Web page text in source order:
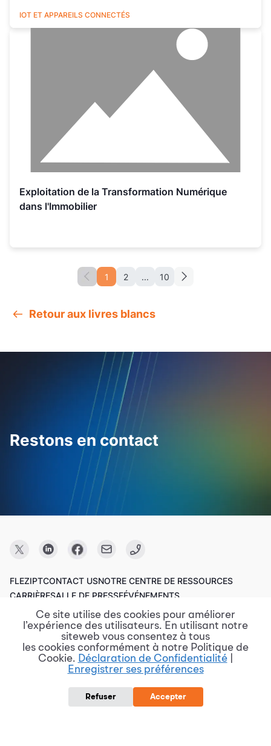
UTILITIES
IOT ET APPAREILS CONNECTÉS
Exploitation de la Transformation Numérique
dans l'Immobilier
1 2 ... 10
Retour aux livres blancs
Restons en contact
FLEZIPTCONTACT USNOTRE CENTRE DE RESSOURCES
CARRIÈRESALLE DE PRESSEÉVÉNEMENTS
Copyright © 2023 FPT Software.
Conditions d'utilisationPolitique de confidentialité
Divulgation de vulnérabilitéPolitique de protection des données
Rapports de risque et de violation
Procurement @ FPT Software
Ce site utilise des cookies pour améliorer
l’expérience des utilisateurs. En utilisant notre
siteweb vous consentez à tous
les cookies conformément à notre Politique de
Cookie. Déclaration de Confidentialité|
Enregistrer ses préférences
Refuser Accepter